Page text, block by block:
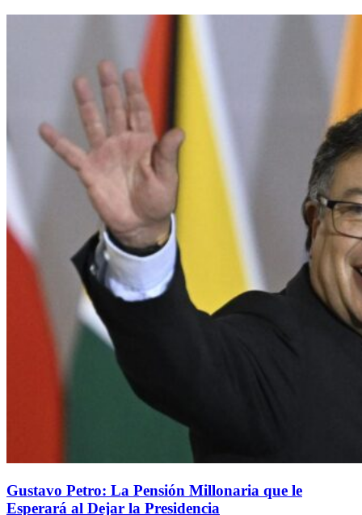
Gustavo Petro: La Pensión Millonaria que le
Esperará al Dejar la Presidencia